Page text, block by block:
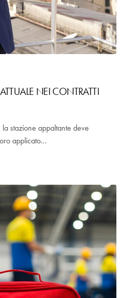
NEI CONTRATTI
stazione appaltante deve
applicato…